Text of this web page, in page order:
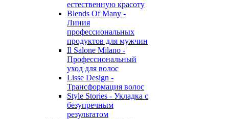
естественную красоту
Blends Of Many -
Линия
профессиональных
продуктов для мужчин
Il Salone Milano -
Профессиональный
уход для волос
Lisse Design -
Трансформация волос
Style Stories - Укладка с
безупречным
результатом